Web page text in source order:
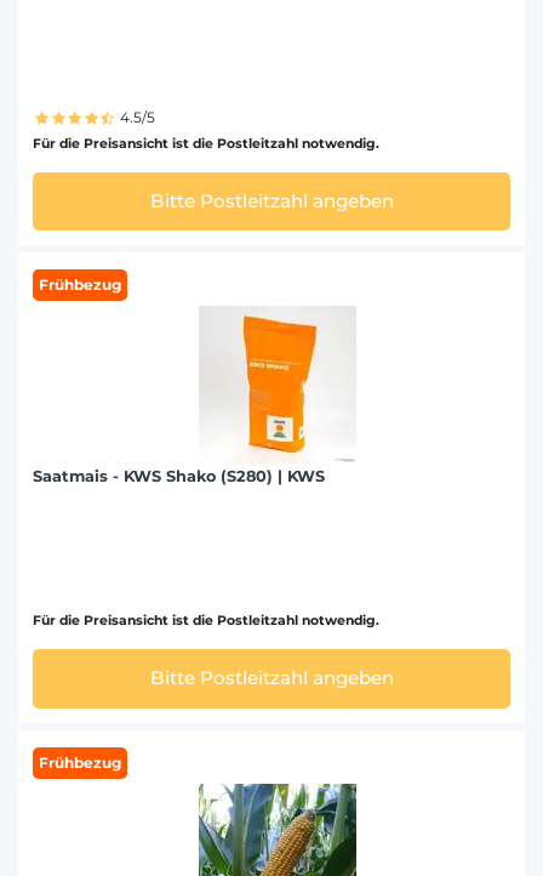
4.5/5
Für die Preisansicht ist die Postleitzahl notwendig.
Bitte Postleitzahl angeben
Frühbezug
Saatmais - KWS Shako (S280) | KWS
Für die Preisansicht ist die Postleitzahl notwendig.
Bitte Postleitzahl angeben
Frühbezug